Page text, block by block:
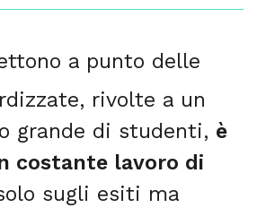
a punto delle
rivolte a un
grande di studenti, è
costante lavoro di
sugli esiti ma